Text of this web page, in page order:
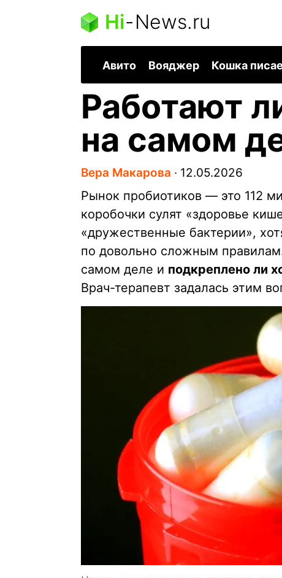
Hi-News.ru
Авито Вояджер Кошка
Работают
на самом
Вера Макарова ∙ 12.05.2026
Рынок пробиотиков — это 112
коробочки сулят «здоровье
«дружественные бактерии»,
по довольно сложным
самом деле и подкреплено ли
Врач-терапевт задалась этим